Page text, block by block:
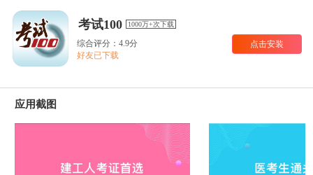
考试100 1000万+次下载
综合评分：4.9分
好友已下载
点击安装
应用截图